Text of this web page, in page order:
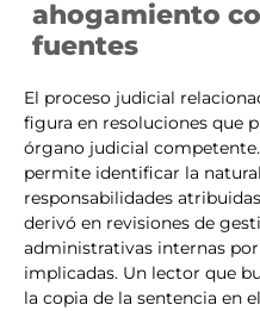
ahogamiento
fuentes
El proceso judicial
figura en resoluciones que
órgano judicial
permite identificar la
responsabilidades
derivó en revisiones de
administrativas internas
implicadas. Un lector que
la copia de la sentencia en